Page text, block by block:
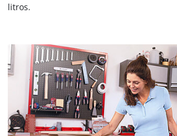
litros.